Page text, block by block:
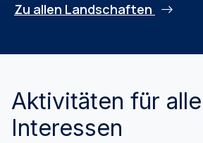
Zu allen Landschaften
Aktivitäten für alle
Interessen